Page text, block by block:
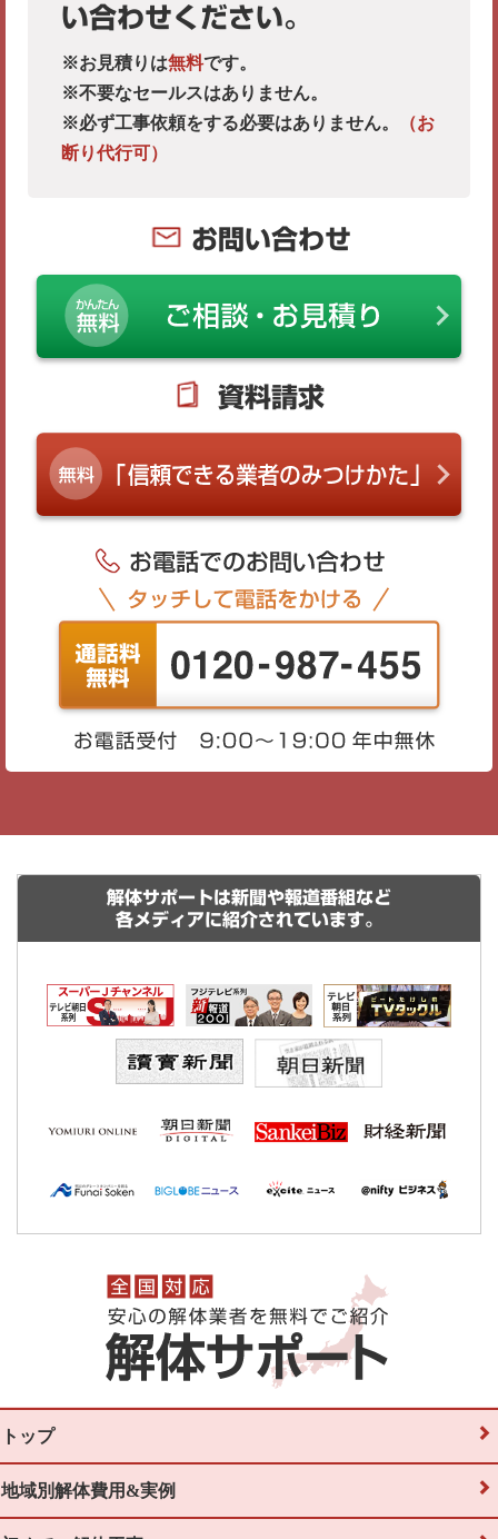
い合わせください。
※お見積りは無料です。
※不要なセールスはありません。
※必ず工事依頼をする必要はありません。
（お
断り代行可）
お問い合わせ
資料請求
解体サポートは新聞や報道番組など
各メディアに紹介されています。
トップ
地域別解体費用&実例